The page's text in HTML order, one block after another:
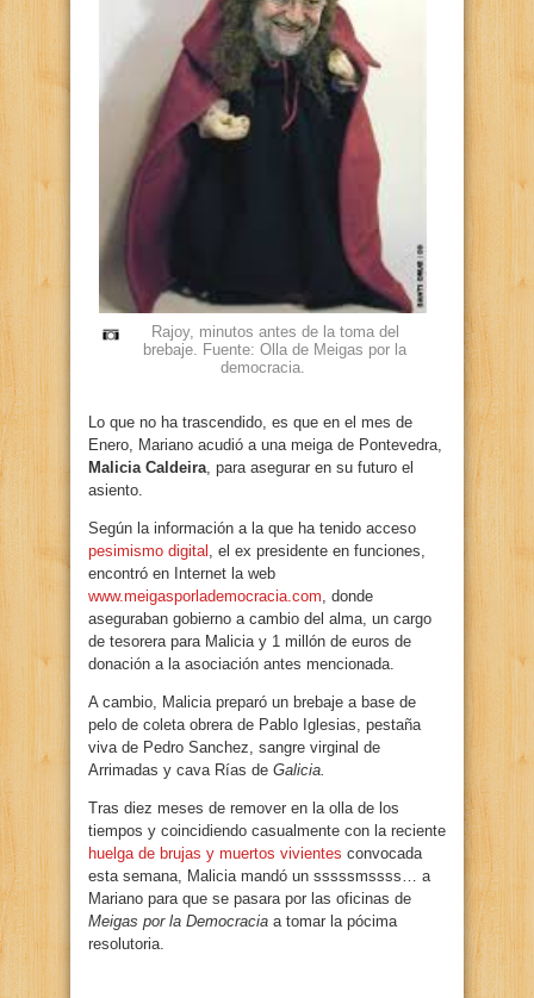
Rajoy, minutos antes de la toma del
brebaje. Fuente: Olla de Meigas por la
democracia.
Lo que no ha trascendido, es que en el mes de
Enero, Mariano acudió a una meiga de Pontevedra,
Malicia Caldeira, para asegurar en su futuro el
asiento.
Según la información a la que ha tenido acceso
pesimismo digital , el ex presidente en funciones,
encontró en Internet la web
www.meigasporlademocracia.com, donde
aseguraban gobierno a cambio del alma, un cargo
de tesorera para Malicia y 1 millón de euros de
donación a la asociación antes mencionada.
A cambio, Malicia preparó un brebaje a base de
pelo de coleta obrera de Pablo Iglesias, pestaña
viva de Pedro Sanchez, sangre virginal de
Arrimadas y cava Rías de Galicia.
Tras diez meses de remover en la olla de los
tiempos y coincidiendo casualmente con la reciente
huelga de brujas y muertos vivientes convocada
esta semana, Malicia mandó un sssssmssss… a
Mariano para que se pasara por las oficinas de
Meigas por la Democracia a tomar la pócima
resolutoria.